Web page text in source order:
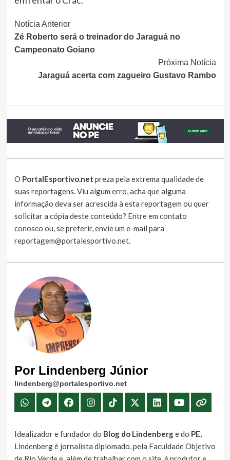
Continue
Lendo
Notícia Anterior
Zé Roberto será o treinador do Jaraguá no
Campeonato Goiano
Próxima Notícia
Jaraguá acerta com zagueiro Gustavo Rambo
O PortalEsportivo.net preza pela extrema qualidade de
suas reportagens. Viu algum erro, acha que alguma
informação deva ser acrescida à esta reportagem ou quer
solicitar a cópia deste conteúdo? Entre em contato
conosco ou, se preferir, envie um e-mail para
reportagem@portalesportivo.net.
Por Lindenberg Júnior
lindenberg@portalesportivo.net
Idealizador e fundador do Blog do Lindenberge do PE,
Lindenberg é jornalista diplomado, pela Faculdade Objetivo